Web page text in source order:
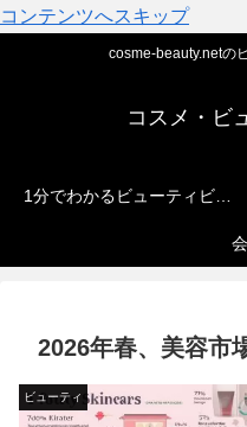
コンテンツへスキップ
cosme-beauty.netの
コスメ・ビ
1分でわかるビューティビジネス
2026年春、美容市
ビューティ